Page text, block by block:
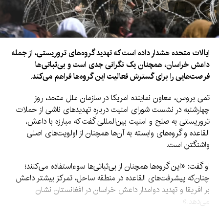
ایالات متحده هشدار داده است که تهدید گروه‌های تروریستی، از جمله
داعش خراسان، همچنان یک نگرانی جدی است و بی‌ثباتی‌ها
فرصت‌هایی را برای گسترش فعالیت این گروه‌ها فراهم می‌کند.
تمی بروس، معاون نماینده امریکا در سازمان ملل متحد، روز
چهارشنبه در نشست شورای امنیت درباره تهدیدهای ناشی از حملات
تروریستی به صلح و امنیت بین‌المللی گفت که مبارزه با داعش،
القاعده و گروه‌های وابسته به آن‌ها همچنان از اولویت‌های اصلی
واشنگتن است.
او گفت: «این گروه‌ها همچنان از بی‌ثباتی‌ها سوءاستفاده می‌کنند؛
چنان‌که پیشرفت‌های القاعده در منطقه ساحل، تمرکز بیشتر داعش
بر افریقا و تهدید دوامدار داعش خراسان در افغانستان نشان
می‌دهد.»